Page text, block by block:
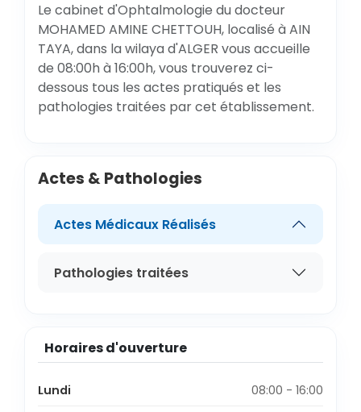
Le cabinet d'Ophtalmologie du docteur
MOHAMED AMINE CHETTOUH, localisé à AIN
TAYA, dans la wilaya d'ALGER vous accueille
de 08:00h à 16:00h, vous trouverez ci-
dessous tous les actes pratiqués et les
pathologies traitées par cet établissement.
Actes & Pathologies
Actes Médicaux Réalisés
Pathologies traitées
Horaires d'ouverture
Lundi
08:00 - 16:00